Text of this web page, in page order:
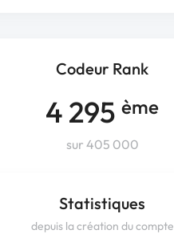
Codeur Rank
4 295 ème
sur 405 000
Statistiques
depuis la création du compte